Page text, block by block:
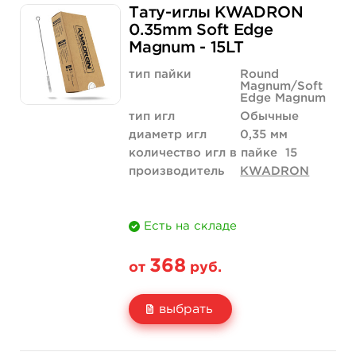
Цена
Количество
368 руб.
купить
Тату-иглы KWADRON
0.35mm Soft Edge
Magnum - 15LT
тип пайки
Round
Magnum/Soft
Edge Magnum
тип игл
Обычные
диаметр игл
0,35 мм
количество игл в пайке
15
производитель
KWADRON
Есть на складе
от 368 руб.
выбрать